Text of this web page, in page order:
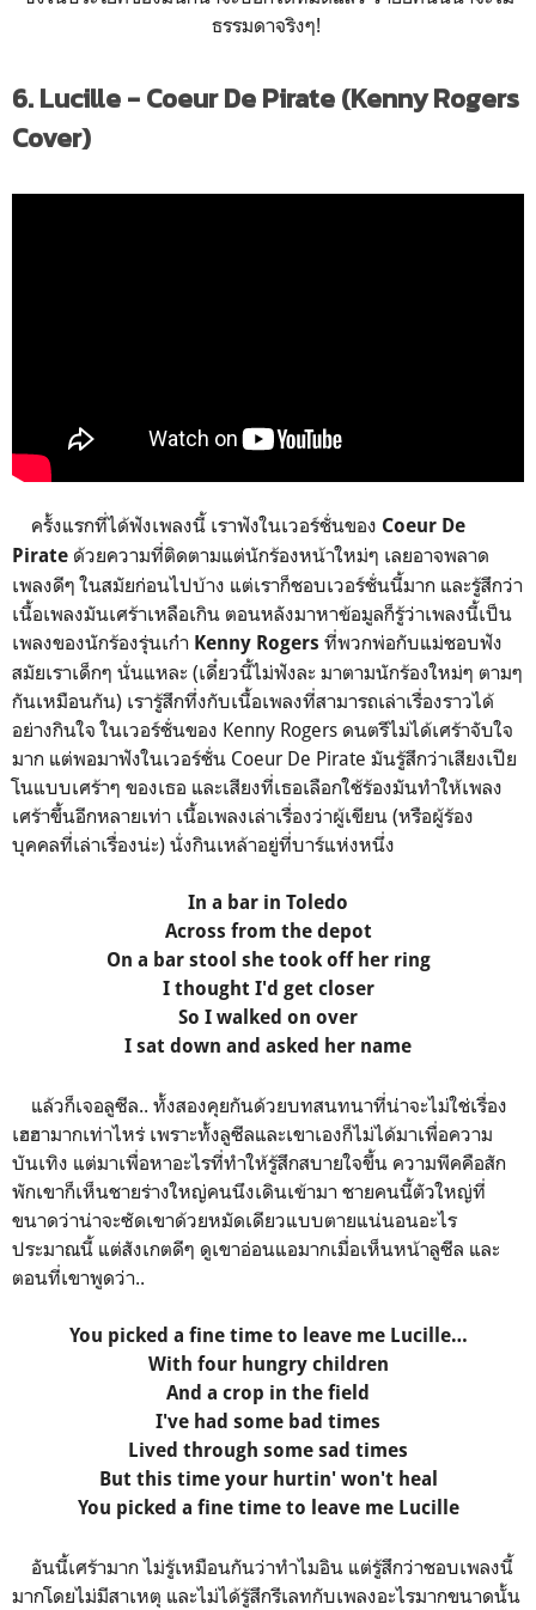
ธรรมดาจริงๆ!
6. Lucille - Coeur De Pirate (Kenny Rogers
Cover)
ครั้งแรกที่ได้ฟังเพลงนี้ เราฟังในเวอร์ชั่นของ Coeur De
Pirate ด้วยความที่ติดตามแต่นักร้องหน้าใหม่ๆ เลยอาจพลาด
เพลงดีๆ ในสมัยก่อนไปบ้าง แต่เราก็ชอบเวอร์ชั่นนี้มาก และรู้สึกว่า
เนื้อเพลงมันเศร้าเหลือเกิน ตอนหลังมาหาข้อมูลก็รู้ว่าเพลงนี้เป็น
เพลงของนักร้องรุ่นเก๋า Kenny Rogers ที่พวกพ่อกับแม่ชอบฟัง
สมัยเราเด็กๆ นั่นแหละ (เดี๋ยวนี้ไม่ฟังละ มาตามนักร้องใหม่ๆ ตามๆ
กันเหมือนกัน) เรารู้สึกทึ่งกับเนื้อเพลงที่สามารถเล่าเรื่องราวได้
อย่างกินใจ ในเวอร์ชั่นของ Kenny Rogers ดนตรีไม่ได้เศร้าจับใจ
มาก แต่พอมาฟังในเวอร์ชั่น Coeur De Pirate มันรู้สึกว่าเสียงเปีย
โนแบบเศร้าๆ ของเธอ และเสียงที่เธอเลือกใช้ร้องมันทำให้เพลง
เศร้าขึ้นอีกหลายเท่า เนื้อเพลงเล่าเรื่องว่าผู้เขียน (หรือผู้ร้อง
บุคคลที่เล่าเรื่องน่ะ) นั่งกินเหล้าอยู่ที่บาร์แห่งหนึ่ง
In a bar in Toledo
Across from the depot
On a bar stool she took off her ring
I thought I'd get closer
So I walked on over
I sat down and asked her name
แล้วก็เจอลูซีล.. ทั้งสองคุยกันด้วยบทสนทนาที่น่าจะไม่ใช่เรื่อง
เฮฮามากเท่าไหร่ เพราะทั้งลูซีลและเขาเองก็ไม่ได้มาเพื่อความ
บันเทิง แต่มาเพื่อหาอะไรที่ทำให้รู้สึกสบายใจขึ้น ความพีคคือสัก
พักเขาก็เห็นชายร่างใหญ่คนนึงเดินเข้ามา ชายคนนี้ตัวใหญ่ที่
ขนาดว่าน่าจะซัดเขาด้วยหมัดเดียวแบบตายแน่นอนอะไร
ประมาณนี้ แต่สังเกตดีๆ ดูเขาอ่อนแอมากเมื่อเห็นหน้าลูซีล และ
ตอนที่เขาพูดว่า..
You picked a fine time to leave me Lucille…
With four hungry children
And a crop in the field
I've had some bad times
Lived through some sad times
But this time your hurtin' won't heal
You picked a fine time to leave me Lucille
อันนี้เศร้ามาก ไม่รู้เหมือนกันว่าทำไมอิน แต่รู้สึกว่าชอบเพลงนี้
มากโดยไม่มีสาเหตุ และไม่ได้รู้สึกรีเลทกับเพลงอะไรมากขนาดนั้น